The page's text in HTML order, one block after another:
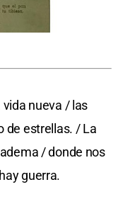
nueva / las
de estrellas. / La
/ donde nos
guerra.